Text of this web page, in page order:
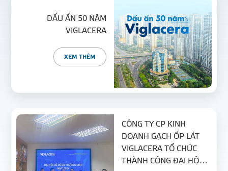
DẤU ẤN 50 NĂM
VIGLACERA
XEM THÊM
CÔNG TY CP KINH
DOANH GẠCH ỐP LÁT
VIGLACERA TỔ CHỨC
THÀNH CÔNG ĐẠI HỘI